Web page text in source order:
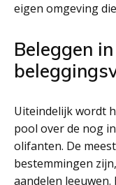
eigen omgeving
Beleggen
Uiteindelijk wordt
pool over de nog
olifanten. De
bestemmingen
aandelen